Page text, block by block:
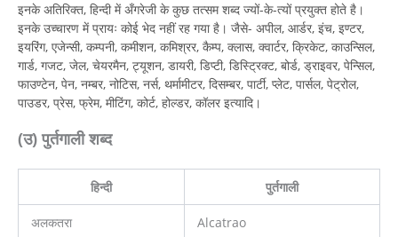
इनके अतिरिक्त, हिन्दी में अँगरेजी के कुछ तत्सम शब्द ज्यों-के-त्यों प्रयुक्त होते है।
इनके उच्चारण में प्रायः कोई भेद नहीं रह गया है। जैसे- अपील, आर्डर, इंच, इण्टर,
इयरिंग, एजेन्सी, कम्पनी, कमीशन, कमिश्रर, कैम्प, क्लास, क्वार्टर, क्रिकेट, काउन्सिल,
गार्ड, गजट, जेल, चेयरमैन, ट्यूशन, डायरी, डिप्टी, डिस्ट्रिक्ट, बोर्ड, ड्राइवर, पेन्सिल,
फाउण्टेन, पेन, नम्बर, नोटिस, नर्स, थर्मामीटर, दिसम्बर, पार्टी, प्लेट, पार्सल, पेट्रोल,
पाउडर, प्रेस, फ्रेम, मीटिंग, कोर्ट, होल्डर, कॉलर इत्यादि।
(उ) पुर्तगाली शब्द
हिन्दी पुर्तगाली
अलकतरा Alcatrao